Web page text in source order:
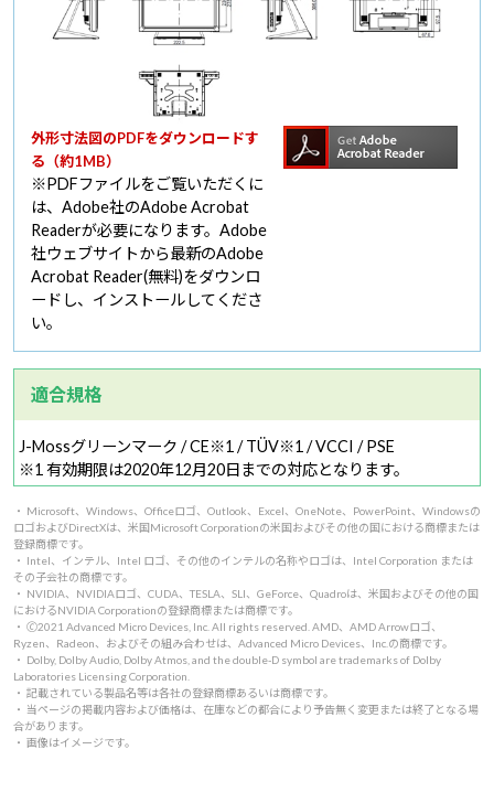
外形寸法図のPDFをダウンロードす
る（約1MB）
※PDFファイルをご覧いただくに
は、Adobe社のAdobe Acrobat
Readerが必要になります。Adobe
社ウェブサイトから最新のAdobe
Acrobat Reader(無料)をダウンロ
ードし、インストールしてくださ
い。
適合規格
J-Mossグリーンマーク / CE※1 / TÜV※1 / VCCI / PSE
※1 有効期限は2020年12月20日までの対応となります。
・ Microsoft、Windows、Officeロゴ、Outlook、Excel、OneNote、PowerPoint、Windowsの
ロゴおよびDirectXは、米国Microsoft Corporationの米国およびその他の国における商標または
登録商標です。
・ Intel、インテル、Intel ロゴ、その他のインテルの名称やロゴは、Intel Corporation または
その子会社の商標です。
・ NVIDIA、NVIDIAロゴ、CUDA、TESLA、SLI、GeForce、Quadroは、米国およびその他の国
におけるNVIDIA Corporationの登録商標または商標です。
・ 🄫2021 Advanced Micro Devices, Inc. All rights reserved. AMD、AMD Arrowロゴ、
Ryzen、Radeon、およびその組み合わせは、Advanced Micro Devices、Inc.の商標です。
・ Dolby, Dolby Audio, Dolby Atmos, and the double-D symbol are trademarks of Dolby
Laboratories Licensing Corporation.
・ 記載されている製品名等は各社の登録商標あるいは商標です。
・ 当ページの掲載内容および価格は、在庫などの都合により予告無く変更または終了となる場
合があります。
・ 画像はイメージです。